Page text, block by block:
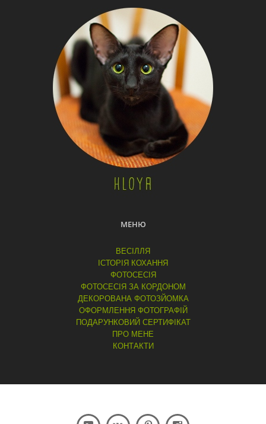
МЕНЮ
ВЕСІЛЛЯ
ІСТОРІЯ КОХАННЯ
ФОТОСЕСІЯ
ФОТОСЕСІЯ ЗА КОРДОНОМ
ДЕКОРОВАНА ФОТОЗЙОМКА
ОФОРМЛЕННЯ ФОТОГРАФІЙ
ПОДАРУНКОВИЙ СЕРТИФІКАТ
ПРО МЕНЕ
КОНТАКТИ